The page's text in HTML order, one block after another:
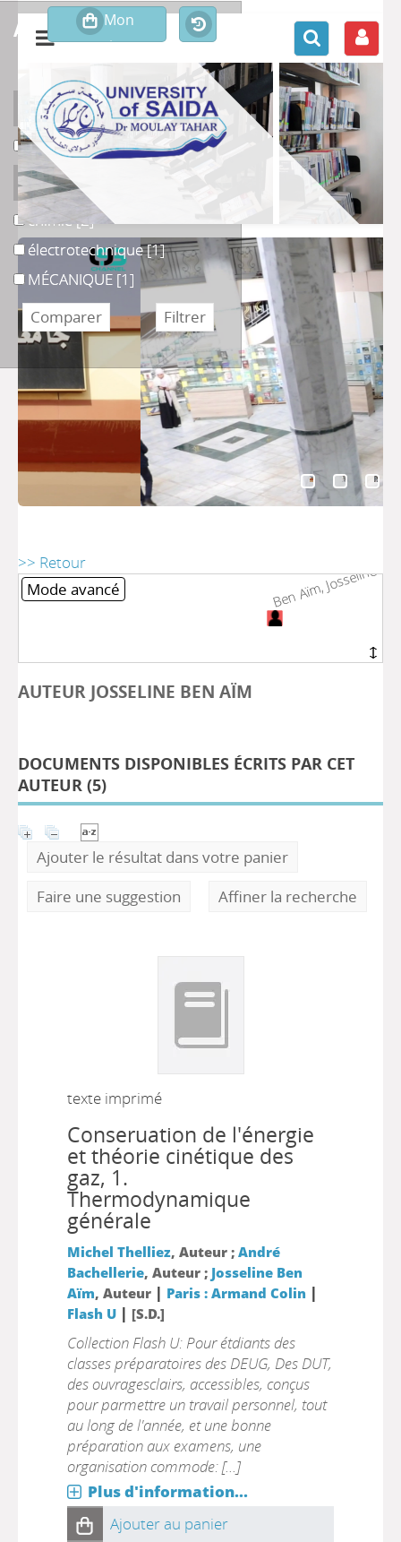
>> Retour Ben Aïm, Josseline
Ben Aïm, Josseline
Mode avancé
AUTEUR JOSSELINE BEN AÏM
DOCUMENTS DISPONIBLES ÉCRITS PAR CET
AUTEUR (5)
Ajouter le résultat dans votre panier
Faire une suggestion
Affiner la recherche
texte imprimé
Conseruation de l'énergie
et théorie cinétique des
gaz, 1.
Thermodynamique
générale
Michel Thelliez, Auteur ; André
Bachellerie, Auteur ; Josseline Ben
Aïm, Auteur | Paris : Armand Colin |
Flash U| [S.D.]
Collection Flash U: Pour étdiants des
classes préparatoires des DEUG, Des DUT,
des ouvragesclairs, accessibles, conçus
pour parmettre un travail personnel, tout
au long de l'année, et une bonne
préparation aux examens, une
organisation commode: [...]
Plus d'information...
Ajouter au panier
affiner ou comparer
Support
Livre
Livre[4]
Section
chimie
chimie [2]
électrotechnique
électrotechnique[1]
MÉCANIQUE
MÉCANIQUE [1]